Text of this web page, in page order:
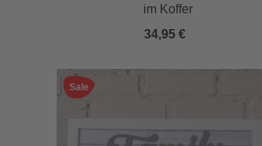
im Koffer
34,95 €
Sale